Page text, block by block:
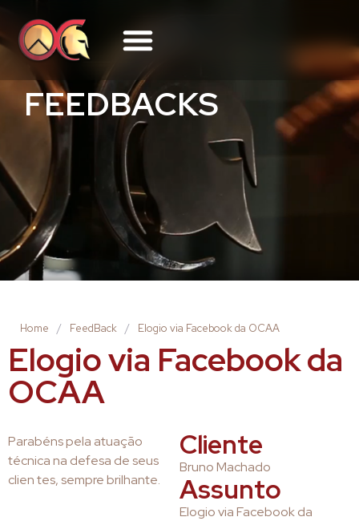
FEEDBACKS
Home / FeedBack / Elogio via Facebook da OCAA
Elogio via Facebook da
OCAA
Parabéns pela atuação
técnica na defesa de seus
clien tes, sempre brilhante.
Cliente
Bruno Machado
Assunto
Elogio via Facebook da